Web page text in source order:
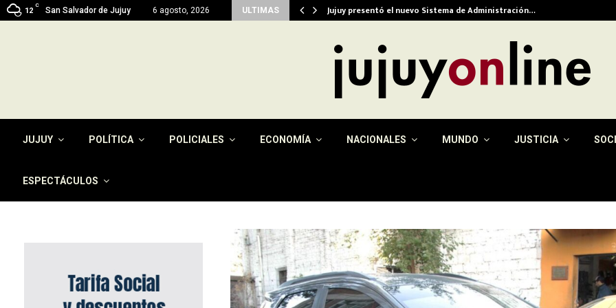
12
C
San Salvador de Jujuy 6 agosto, 2026 ULTIMAS
del pago de la tasa por… Jujuy presentó el nuevo Sistema de Administración…
JUJUY POLÍTICA POLICIALES ECONOMÍA NACIONALES MUNDO JUSTICIA
ESPECTÁCULOS